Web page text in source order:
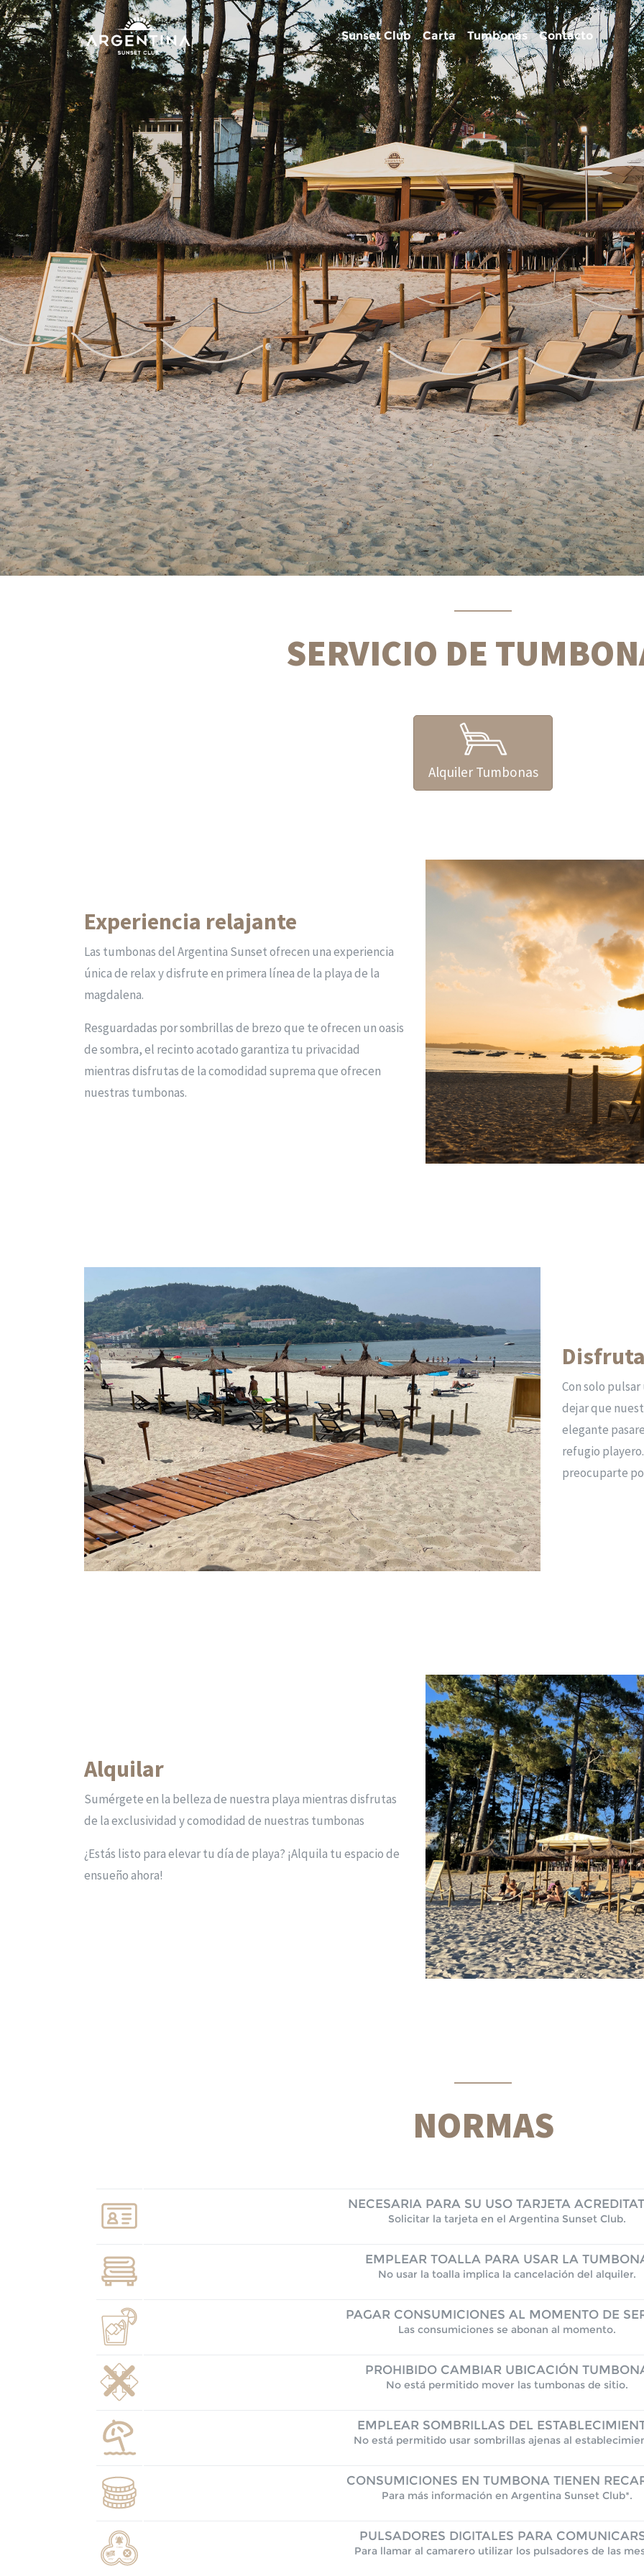
Sunset Club Carta Tumbonas Contacto
SERVICIO DE
Alquiler Tumbonas
Experiencia relajante
Las tumbonas del Argentina Sunset ofrecen una experiencia
única de relax y disfrute en primera línea de la playa de la
magdalena.
Resguardadas por sombrillas de brezo que te ofrecen un oasis
de sombra, el recinto acotado garantiza tu privacidad
mientras disfrutas de la comodidad suprema que ofrecen
nuestras tumbonas.
Con solo
dejar que
elegante
refugio
preocuparte
Alquilar
Sumérgete en la belleza de nuestra playa mientras disfrutas
de la exclusividad y comodidad de nuestras tumbonas
¿Estás listo para elevar tu día de playa? ¡Alquila tu espacio de
ensueño ahora!
NORMAS
NECESARIA PARA SU USO TARJETA
Solicitar la tarjeta en el Argentina Sunset Club.
EMPLEAR TOALLA PARA USAR LA
No usar la toalla implica la cancelación del alquiler.
PAGAR CONSUMICIONES AL MOMENTO DE
Las consumiciones se abonan al momento.
PROHIBIDO CAMBIAR UBICACIÓN
No está permitido mover las tumbonas de sitio.
EMPLEAR SOMBRILLAS DEL
No está permitido usar sombrillas ajenas al
CONSUMICIONES EN TUMBONA TIENEN
Para más información en Argentina Sunset Club*.
PULSADORES DIGITALES PARA
Para llamar al camarero utilizar los pulsadores de las